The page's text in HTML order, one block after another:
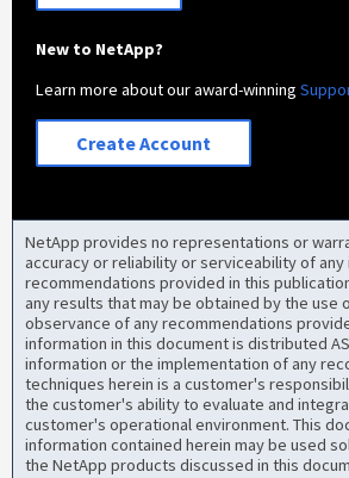
New to NetApp?
Learn more about our award-winning
Create Account
NetApp provides no representations or
accuracy or reliability or serviceability of
recommendations provided in this
any results that may be obtained by the use
observance of any recommendations
information in this document is distributed
information or the implementation of any
techniques herein is a customer's
the customer's ability to evaluate and
customer's operational environment. This
information contained herein may be used
the NetApp products discussed in this